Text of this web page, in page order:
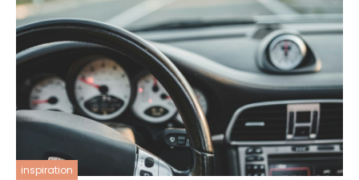
inspiration